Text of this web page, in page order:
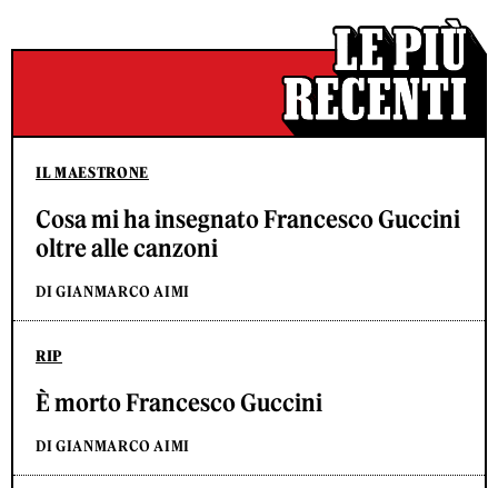
IL MAESTRONE
Cosa mi ha insegnato Francesco Guccini
oltre alle canzoni
DI GIANMARCO AIMI
RIP
È morto Francesco Guccini
DI GIANMARCO AIMI